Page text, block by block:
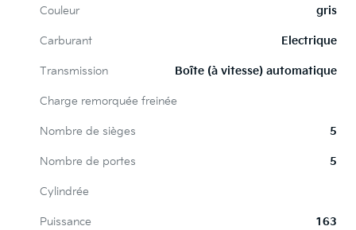
Couleur gris
Carburant Electrique
Transmission Boîte (à vitesse) automatique
Charge remorquée freinée
Nombre de sièges 5
Nombre de portes 5
Cylindrée
Puissance 163